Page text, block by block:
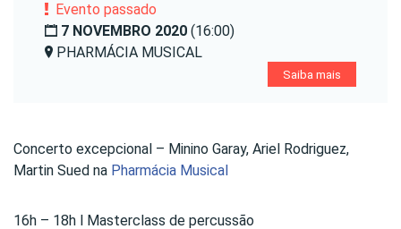
Evento passado
7 NOVEMBRO 2020 (16:00)
PHARMÁCIA MUSICAL
Saiba mais
Concerto excepcional – Minino Garay, Ariel Rodriguez,
Martin Sued na Pharmácia Musical
16h – 18h l Masterclass de percussão